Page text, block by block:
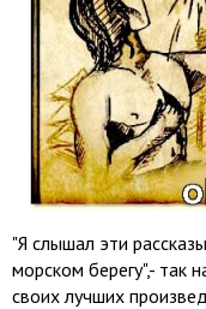
"Я слышал эти
морском берегу",- так
своих лучших